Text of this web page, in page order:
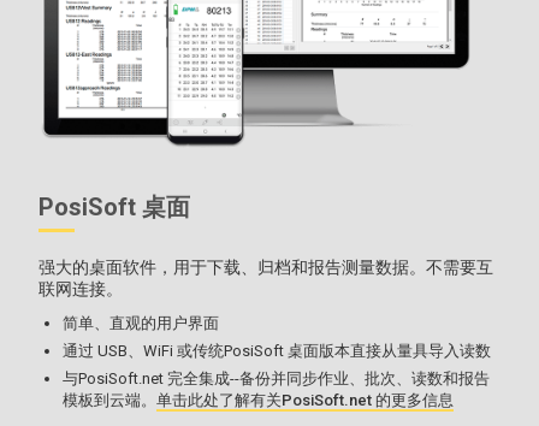
PosiSoft 桌面
强大的桌面软件，用于下载、归档和报告测量数据。不需要互
联网连接。
简单、直观的用户界面
通过 USB、WiFi 或传统PosiSoft 桌面版本直接从量具导入读数
与PosiSoft.net 完全集成--备份并同步作业、批次、读数和报告
模板到云端。单击此处了解有关PosiSoft.net 的更多信息